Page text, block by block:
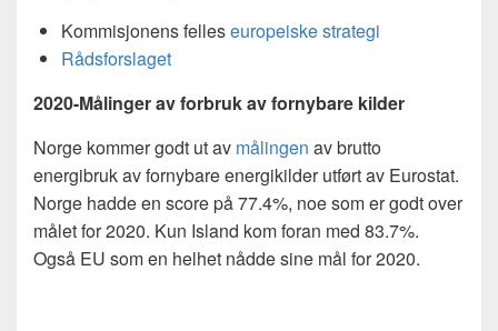
Kommisjonens felleseuropeiske strategi
Rådsforslaget
2020-Målinger av forbruk av fornybare kilder
Norge kommer godt ut av målingen av brutto
energibruk av fornybare energikilder utført av Eurostat.
Norge hadde en score på 77.4%, noe som er godt over
målet for 2020. Kun Island kom foran med 83.7%.
Også EU som en helhet nådde sine mål for 2020.